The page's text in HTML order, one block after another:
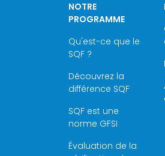
NOTRE
PROGRAMME
Qu'est-ce que le
SQF ?
Découvrez la
différence SQF
SQF est une
norme GFSI
Évaluation de la